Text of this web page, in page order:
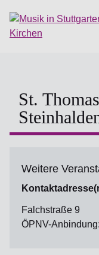
St.
Weitere
Falchstraße 9
ÖPNV-